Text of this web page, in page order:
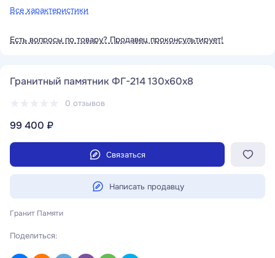
Все характеристики
Есть вопросы по товару? Продавец проконсультирует!
Гранитный памятник ФГ-214 130x60x8
0 отзывов
99 400 ₽
Связаться
Написать продавцу
Гранит Памяти
Поделиться: